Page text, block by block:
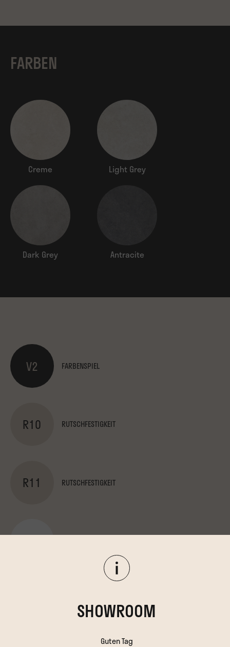
FARBEN
Creme Light Grey
Dark Grey Antracite
V2 FARBENSPIEL
R10 RUTSCHFESTIGKEIT
R11 RUTSCHFESTIGKEIT
10
SHOWROOM
Guten Tag